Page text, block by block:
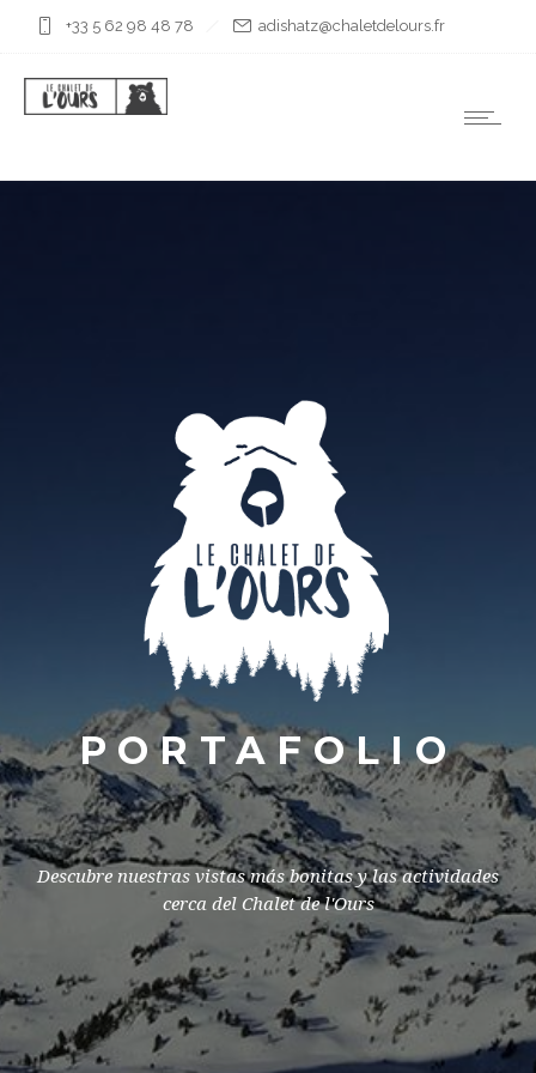
+33 5 62 98 48 78 rf.sruoledtelahc@ztahsida
PORTAFOLIO
Descubre nuestras vistas más bonitas y las actividades
cerca del Chalet de l'Ours